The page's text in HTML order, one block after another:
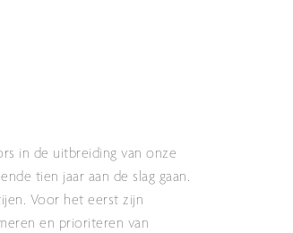
in de uitbreiding van onze
tien jaar aan de slag gaan.
Voor het eerst zijn
en prioriteren van